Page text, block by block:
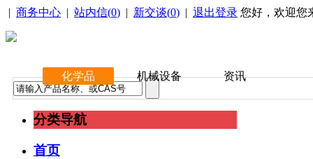
| 商务中心 | 站内信(0) | 新交谈(0) | 退出登录 您好，欢迎您
化学品 机械设备 资讯
分类导航
首页